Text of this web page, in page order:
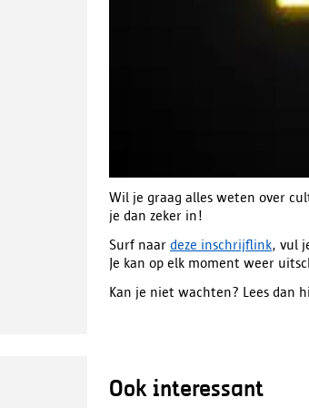
Wil je graag alles weten over
je dan zeker in!
Surf naar deze inschrijflink, vul
Je kan op elk moment weer
Kan je niet wachten? Lees dan
Ook interessant